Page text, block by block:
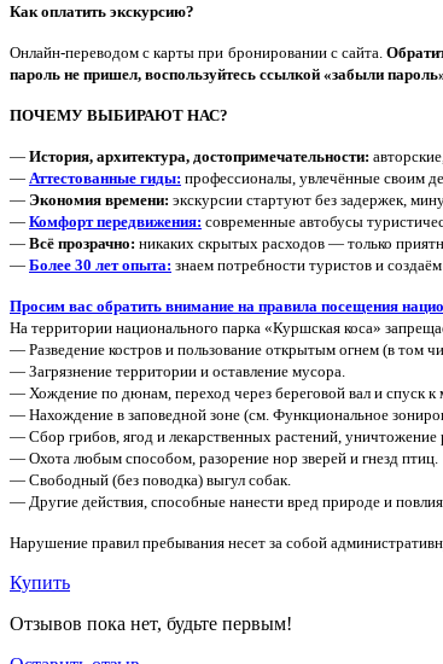
Как оплатить экскурсию?
Онлайн-переводом с карты при бронировании с сайта.
пароль не пришел, воспользуйтесь ссылкой «забыли
ПОЧЕМУ ВЫБИРАЮТ НАС?
— История, архитектура, достопримечательности:
— Аттестованные гиды: профессионалы, увлечённые своим
— Экономия времени: экскурсии стартуют без задержек,
— Комфорт передвижения: современные автобусы
— Всё прозрачно: никаких скрытых расходов — только
— Более 30 лет опыта: знаем потребности туристов и
Просим вас обратить внимание на правила посещения
На территории национального парка «Куршская коса»
— Разведение костров и пользование открытым огнем (в том
— Загрязнение территории и оставление мусора.
— Хождение по дюнам, переход через береговой вал и спуск к
— Нахождение в заповедной зоне (см. Функциональное
— Сбор грибов, ягод и лекарственных растений, уничтожение
— Охота любым способом, разорение нор зверей и гнезд птиц.
— Свободный (без поводка) выгул собак.
— Другие действия, способные нанести вред природе и
Нарушение правил пребывания несет за собой
Купить
Отзывов пока нет, будьте первым!